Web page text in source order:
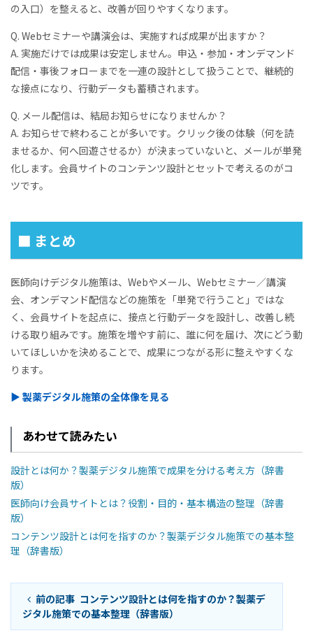
の入口）を整えると、改善が回りやすくなります。
Q. Webセミナーや講演会は、実施すれば成果が出ますか？
A. 実施だけでは成果は安定しません。申込・参加・オンデマンド
配信・事後フォローまでを一連の設計として扱うことで、継続的
な接点になり、行動データも蓄積されます。
Q. メール配信は、結局お知らせになりませんか？
A. お知らせで終わることが多いです。クリック後の体験（何を読
ませるか、何へ回遊させるか）が決まっていないと、メールが単発
化します。会員サイトのコンテンツ設計とセットで考えるのがコ
ツです。
■ まとめ
医師向けデジタル施策は、Webやメール、Webセミナー／講演
会、オンデマンド配信などの施策を「単発で行うこと」ではな
く、会員サイトを起点に、接点と行動データを設計し、改善し続
ける取り組みです。施策を増やす前に、誰に何を届け、次にどう動
いてほしいかを決めることで、成果につながる形に整えやすくな
ります。
▶ 製薬デジタル施策の全体像を見る
あわせて読みたい
設計とは何か？製薬デジタル施策で成果を分ける考え方（辞書
版）
医師向け会員サイトとは？役割・目的・基本構造の整理（辞書
版）
コンテンツ設計とは何を指すのか？製薬デジタル施策での基本整
理（辞書版）
前の記事 コンテンツ設計とは何を指すのか？製薬デ
ジタル施策での基本整理（辞書版）